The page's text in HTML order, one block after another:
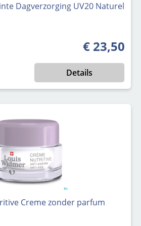
Dagverzorging UV20 Naturel
Normale
€ 23,50
Details
Creme zonder parfum